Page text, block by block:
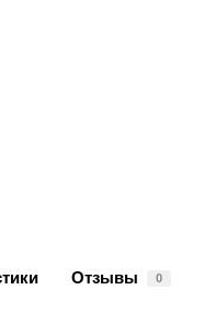
Отзывы 0